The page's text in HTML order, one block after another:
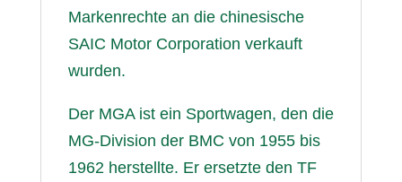
Markenrechte an die chinesische
SAIC Motor Corporation verkauft
wurden.
Der MGA ist ein Sportwagen, den die
MG-Division der BMC von 1955 bis
1962 herstellte. Er ersetzte den TF